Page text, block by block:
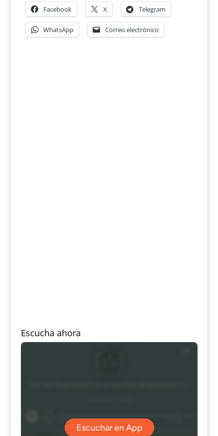
Facebook X Telegram
WhatsApp Correo electrónico
Escucha ahora